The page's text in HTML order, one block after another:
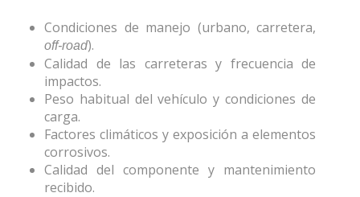
Condiciones de manejo (urbano, carretera,
off-road).
Calidad de las carreteras y frecuencia de
impactos.
Peso habitual del vehículo y condiciones de
carga.
Factores climáticos y exposición a elementos
corrosivos.
Calidad del componente y mantenimiento
recibido.